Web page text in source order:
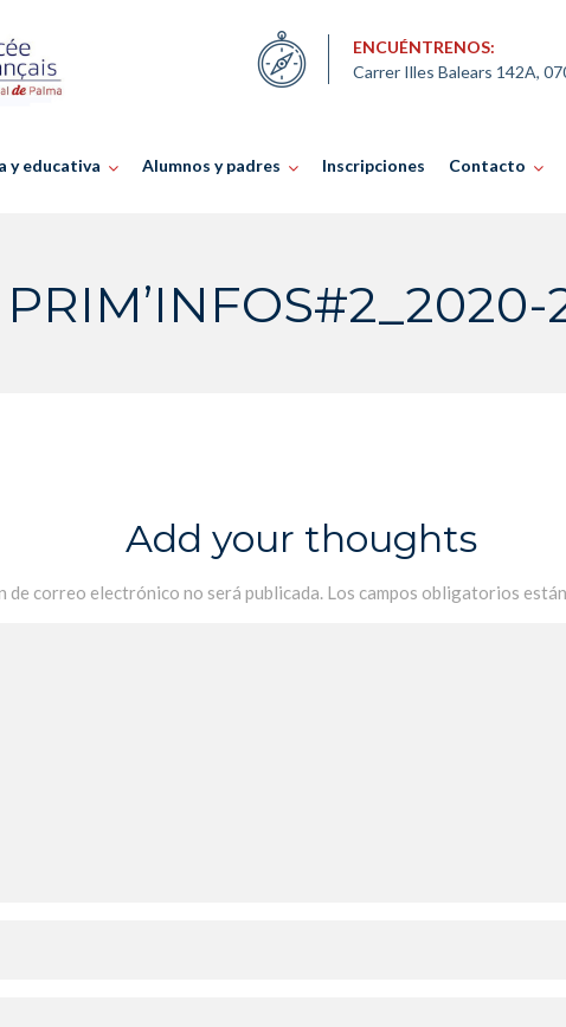
ENCUÉNTRENOS:
Carrer Illes Balears 142A,
y educativa Alumnos y padres Inscripciones Contacto
PRIM’INFOS#2_2020-
Add your thoughts
de correo electrónico no será publicada. Los campos obligatorios